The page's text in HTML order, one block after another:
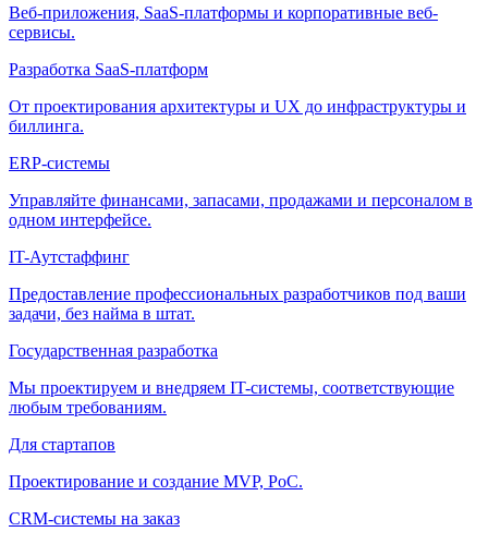
Веб-приложения, SaaS-платформы и корпоративные веб-
сервисы.
Разработка SaaS-платформ
От проектирования архитектуры и UX до инфраструктуры и
биллинга.
ERP-системы
Управляйте финансами, запасами, продажами и персоналом в
одном интерфейсе.
IT-Аутстаффинг
Предоставление профессиональных разработчиков под ваши
задачи, без найма в штат.
Государственная разработка
Мы проектируем и внедряем IT-системы, соответствующие
любым требованиям.
Для стартапов
Проектирование и создание MVP, PoC.
CRM-системы на заказ